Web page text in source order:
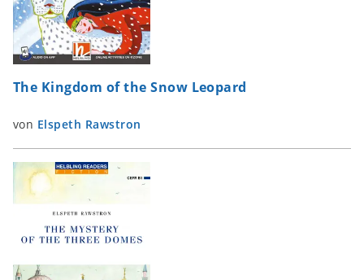
The Kingdom of the Snow Leopard
von Elspeth Rawstron